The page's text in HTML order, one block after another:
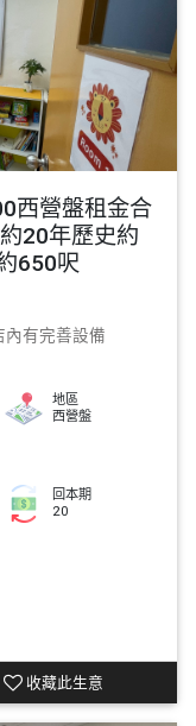
西營盤租金合
20年歷史約
650呎
內有完善設備
地區
西營盤
回本期
20
收藏此生意